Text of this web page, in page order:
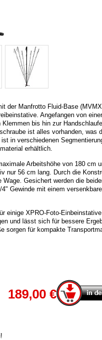
der Manfrotto Fluid-Base
Angefangen von
bis hin zur
ist alles vorhanden, was
in verschiedenen
erhältlich.
Arbeitshöhe von 180 cm
nur 56 cm lang. Durch die
Gesichert werden die
Gewinde mit einem
einige XPRO-Foto-
und lässt sich für bessere
sorgen für kompakte
189,00 €